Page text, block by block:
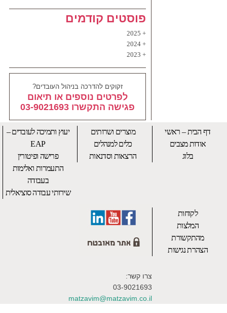
פוסטים קודמים
2025
2024
2023
זקוקים להדרכה בניהול העובדים?
לפרטים נוספים או תיאום
פגישה התקשרו 03-9021693
דף הבית – ראשי
אודות מצבים
בלוג
מוצרים ושרותים
כלים למנהלים
הרצאות וסדנאות
יעוץ ותמיכה לעובדים –
EAP
פרישה ופיטורין
התעמרות ואלימות
בעבודה
שירותי עבודה סוציאלית
לקוחות
המלצות
מהתקשורת
הצהרת נגישות
צרו קשר:
03-9021693
matzavim@matzavim.co.il